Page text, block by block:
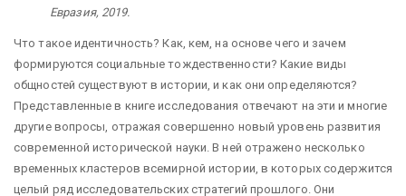
Евразия, 2019.
Что такое идентичность? Как, кем, на основе чего и зачем
формируются социальные тождественности? Какие виды
общностей существуют в истории, и как они определяются?
Представленные в книге исследования отвечают на эти и многие
другие вопросы, отражая совершенно новый уровень развития
современной исторической науки. В ней отражено несколько
временных кластеров всемирной истории, в которых содержится
целый ряд исследовательских стратегий прошлого. Они